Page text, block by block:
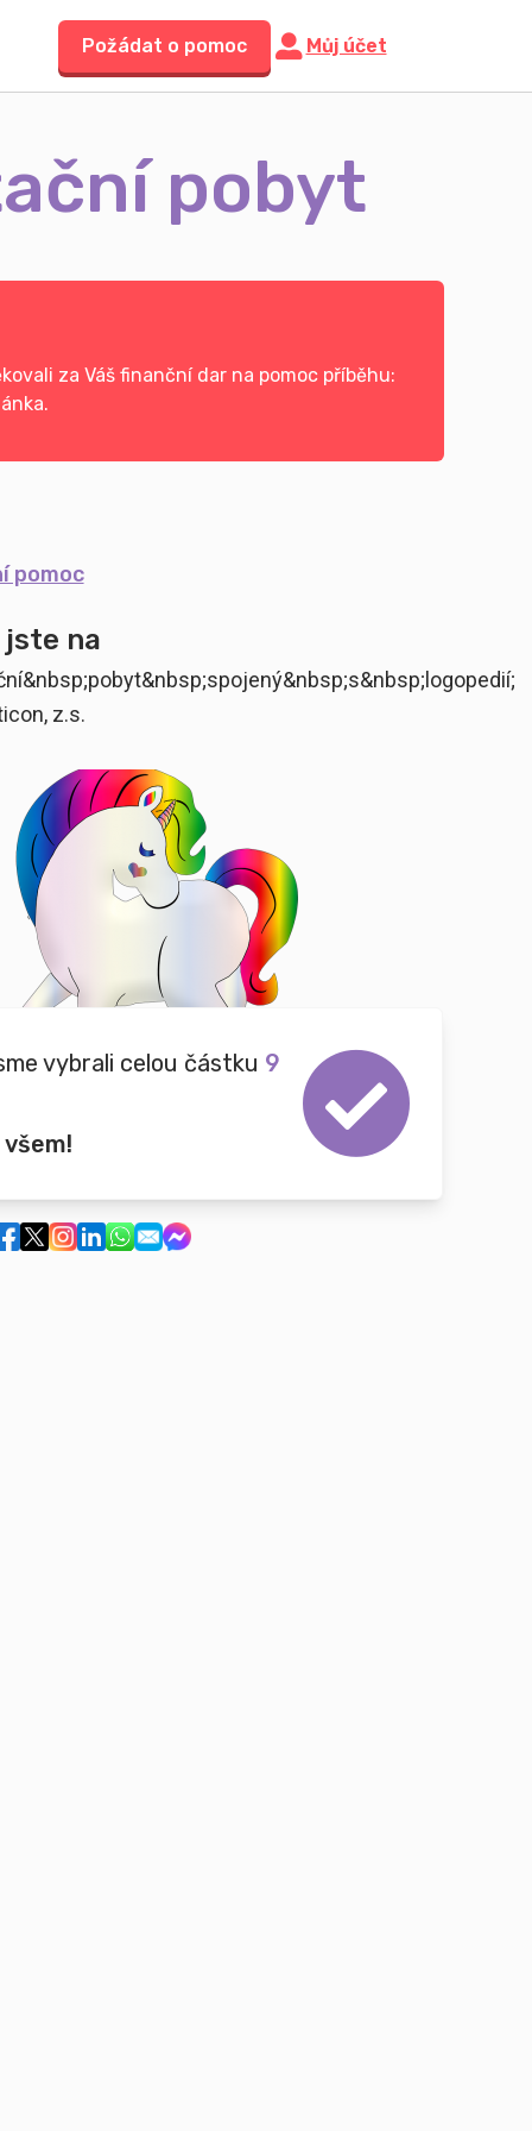
Požádat o pomoc Můj účet
pobyt
za Váš finanční dar na pomoc příběhu:
pomoc
na
z.s.
vybrali celou částku 9